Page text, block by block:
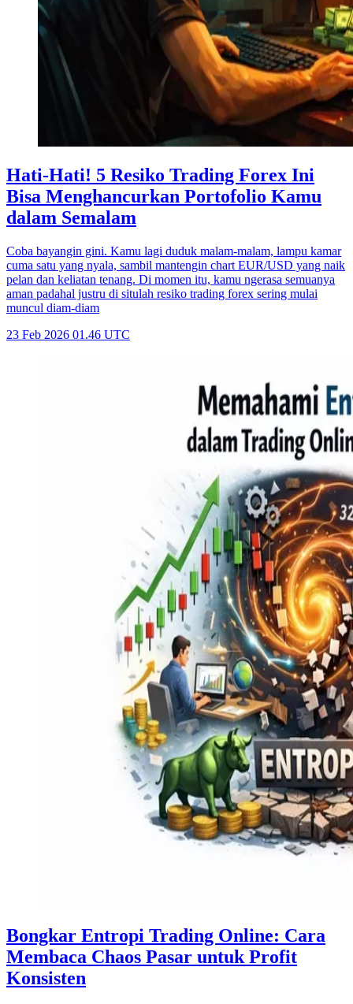
Hati-Hati! 5 Resiko Trading Forex Ini
Bisa Menghancurkan Portofolio Kamu
dalam Semalam
Coba bayangin gini. Kamu lagi duduk malam-malam, lampu kamar
cuma satu yang nyala, sambil mantengin chart EUR/USD yang naik
pelan dan keliatan tenang. Di momen itu, kamu ngerasa semuanya
aman padahal justru di situlah resiko trading forex sering mulai
muncul diam-diam
23 Feb 2026 01.46 UTC
Bongkar Entropi Trading Online: Cara
Membaca Chaos Pasar untuk Profit
Konsisten